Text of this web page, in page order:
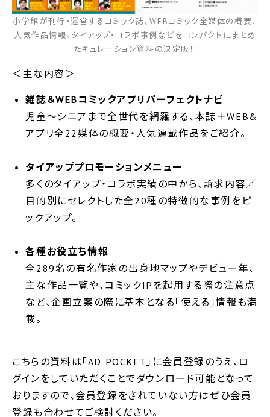
小学館が刊行・運営するコミック誌、WEBコミック全媒体の概要、
人気作品情報、タイアップ・コラボ事例などをコンパクトにまとめ
たキュレーション資料の決定版!!
＜主な内容＞
雑誌＆WEBコミックアプリパーフェクトナビ
児童～シニアまで全世代を網羅する、本誌＋WEB&
アプリ全22媒体の概要・人気連載作品をご紹介。
タイアッププロモーションメニュー
多くのタイアップ・コラボ実績の中から、訴求内容／
目的別にセレクトした全20種の特徴的な事例をピ
ックアップ。
各種お役立ち情報
全289名の有名作家の出身地マップやデビュー年、
主な作品一覧や、コミックIPを起用する際の注意点
など、企画立案の際に基本となる｢使える｣情報も満
載。
こちらの資料は「AD POCKET」に会員登録のうえ、ロ
グインをしていただくことでダウンロード可能となって
おりますので、会員登録をされていない方はぜひ会員
登録も合わせてご検討ください。